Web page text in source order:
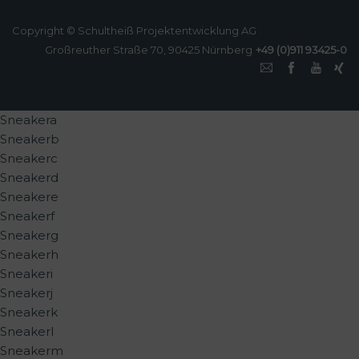
Copyright © Schultheiß Projektentwicklung AG
Großreuther Straße 70, 90425 Nürnberg +49 (0)911 93425-0
Sneakera
Sneakerb
Sneakerc
Sneakerd
Sneakere
Sneakerf
Sneakerg
Sneakerh
Sneakeri
Sneakerj
Sneakerk
Sneakerl
Sneakerm